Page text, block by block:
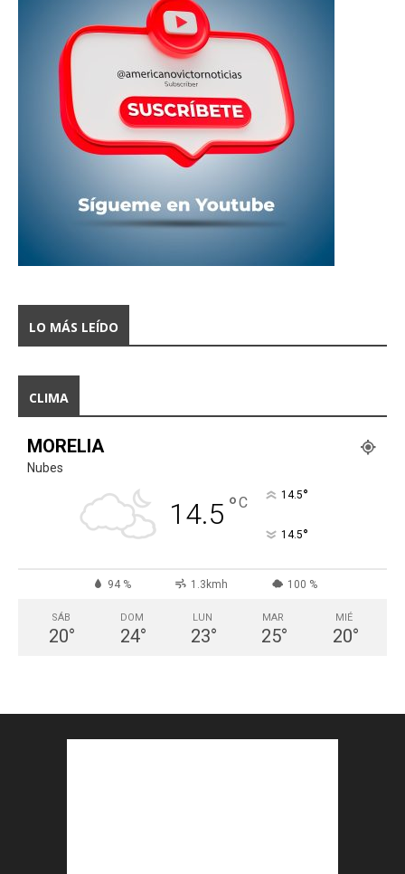
LO MÁS LEÍDO
CLIMA
MORELIA
Nubes
14.5 °C 14.5°
14.5°
94 % 1.3kmh 100 %
SÁB
20°
DOM
24°
LUN
23°
MAR
25°
MIÉ
20°